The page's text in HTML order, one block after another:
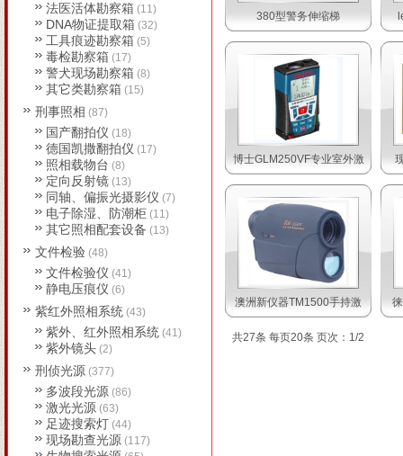
380型警务伸缩梯
博士GLM250VF专业室外激
澳洲新仪器TM1500手持激
共27条 每页20条 页次：1/2
法医活体勘察箱 (11)
DNA物证提取箱 (32)
工具痕迹勘察箱 (5)
毒检勘察箱 (17)
警犬现场勘察箱 (8)
其它类勘察箱 (15)
刑事照相 (87)
国产翻拍仪 (18)
德国凯撒翻拍仪 (17)
照相载物台 (8)
定向反射镜 (13)
同轴、偏振光摄影仪 (7)
电子除湿、防潮柜 (11)
其它照相配套设备 (13)
文件检验 (48)
文件检验仪 (41)
静电压痕仪 (6)
紫红外照相系统 (43)
紫外、红外照相系统 (41)
紫外镜头 (2)
刑侦光源 (377)
多波段光源 (86)
激光光源 (63)
足迹搜索灯 (44)
现场勘查光源 (117)